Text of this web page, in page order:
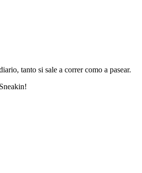
tanto si sale a correr como a pasear.